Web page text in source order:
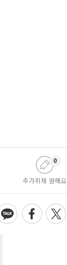
추가취재 원해요
0